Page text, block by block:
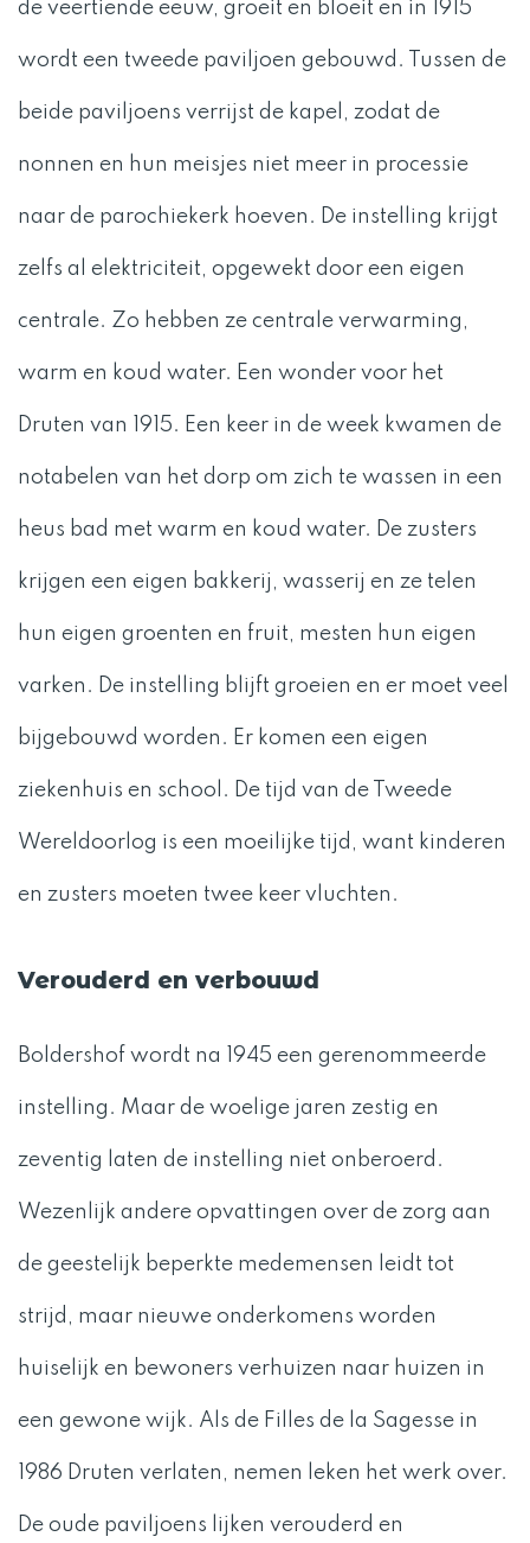
de veertiende eeuw, groeit en bloeit en in 1915
wordt een tweede paviljoen gebouwd. Tussen de
beide paviljoens verrijst de kapel, zodat de
nonnen en hun meisjes niet meer in processie
naar de parochiekerk hoeven. De instelling krijgt
zelfs al elektriciteit, opgewekt door een eigen
centrale. Zo hebben ze centrale verwarming,
warm en koud water. Een wonder voor het
Druten van 1915. Een keer in de week kwamen de
notabelen van het dorp om zich te wassen in een
heus bad met warm en koud water. De zusters
krijgen een eigen bakkerij, wasserij en ze telen
hun eigen groenten en fruit, mesten hun eigen
varken. De instelling blijft groeien en er moet veel
bijgebouwd worden. Er komen een eigen
ziekenhuis en school. De tijd van de Tweede
Wereldoorlog is een moeilijke tijd, want kinderen
en zusters moeten twee keer vluchten.
Verouderd en verbouwd
Boldershof wordt na 1945 een gerenommeerde
instelling. Maar de woelige jaren zestig en
zeventig laten de instelling niet onberoerd.
Wezenlijk andere opvattingen over de zorg aan
de geestelijk beperkte medemensen leidt tot
strijd, maar nieuwe onderkomens worden
huiselijk en bewoners verhuizen naar huizen in
een gewone wijk. Als de Filles de la Sagesse in
1986 Druten verlaten, nemen leken het werk over.
De oude paviljoens lijken verouderd en